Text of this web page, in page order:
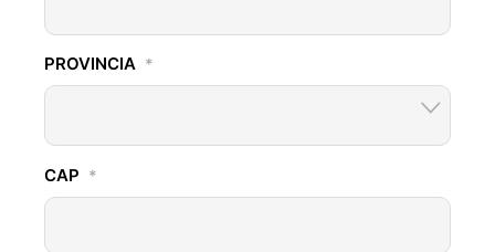
PROVINCIA *
CAP *